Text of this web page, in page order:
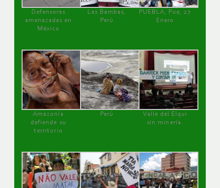
Defensoras
amenazadas en
México
Las Bambas,
Perú
PUEBLA, Pue, 27
Enero
Amazonía
defiende su
territorio
Perú
Valle del Elqui
sin minería.